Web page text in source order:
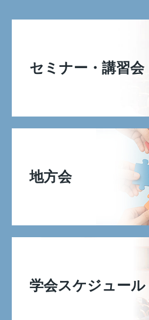
セミナー・講習会
地方会
学会スケジュール